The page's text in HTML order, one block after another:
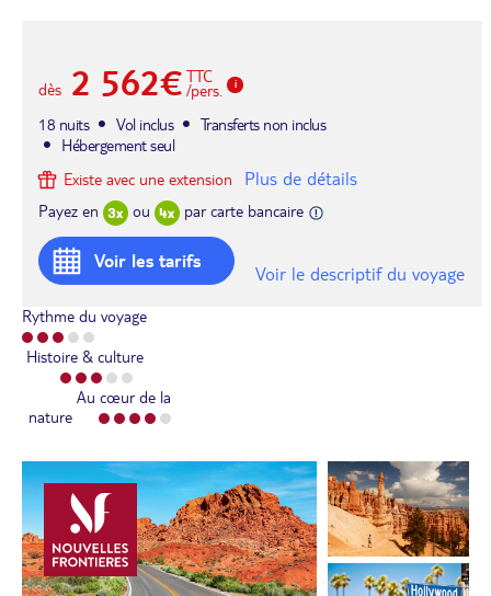
dès 2 562€ TTC
/pers.
18 nuits
Vol inclus
Transferts non inclus
Hébergement seul
Existe avec une extension
Plus de détails
Payez en ou par carte bancaire
Voir les tarifs
Voir le descriptif du voyage
Rythme du voyage
Histoire & culture
Au cœur de la
nature